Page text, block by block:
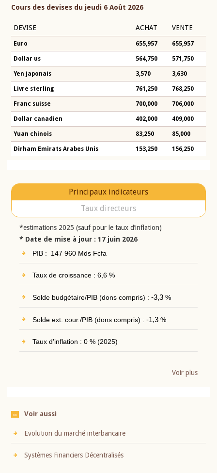
Cours des devises du jeudi 6 Août 2026
DEVISE ACHAT VENTE
Euro 655,957 655,957
Dollar us 564,750 571,750
Yen japonais 3,570 3,630
Livre sterling 761,250 768,250
Franc suisse 700,000 706,000
Dollar canadien 402,000 409,000
Yuan chinois 83,250 85,000
Dirham Emirats Arabes Unis 153,250 156,250
Principaux indicateurs
Taux directeurs
*estimations 2025 (sauf pour le taux d’inflation)
* Date de mise à jour : 17 juin 2026
PIB : 147 960 Mds Fcfa
Taux de croissance : 6,6 %
Solde budgétaire/PIB (dons compris) : -3,3%
Solde ext. cour./PIB (dons compris) : -1,3%
Taux d'inflation : 0 % (2025)
Voir plus
Voir aussi
Evolution du marché interbancaire
Systèmes Financiers Décentralisés